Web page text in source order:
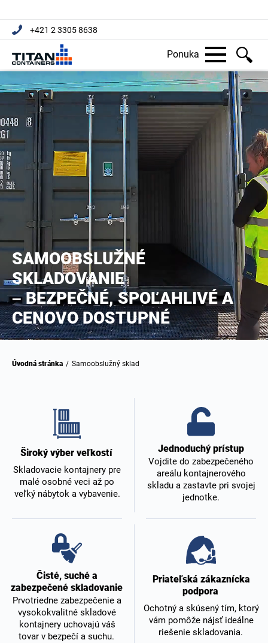
+421 2 3305 8638
Ponuka
SAMOOBSLUŽNÉ
SKLADOVANIE
– BEZPEČNÉ, SPOĽAHLIVÉ A
CENOVO DOSTUPNÉ
Úvodná stránka / Samoobslužný sklad
Široký výber veľkostí
Skladovacie kontajnery pre
malé osobné veci až po
veľký nábytok a vybavenie.
Jednoduchý prístup
Vojdite do zabezpečeného
areálu kontajnerového
skladu a zastavte pri svojej
jednotke.
Čisté, suché a
zabezpečené skladovanie
Prvotriedne zabezpečenie a
vysokokvalitné skladové
kontajnery uchovajú váš
tovar v bezpečí a suchu.
Priateľská zákaznícka
podpora
Ochotný a skúsený tím, ktorý
vám pomôže nájsť ideálne
riešenie skladovania.